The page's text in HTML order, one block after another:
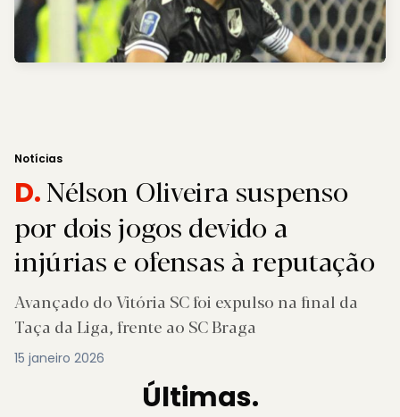
Notícias
D.Nélson Oliveira suspenso
por dois jogos devido a
injúrias e ofensas à reputação
Avançado do Vitória SC foi expulso na final da
Taça da Liga, frente ao SC Braga
15 janeiro 2026
Últimas.